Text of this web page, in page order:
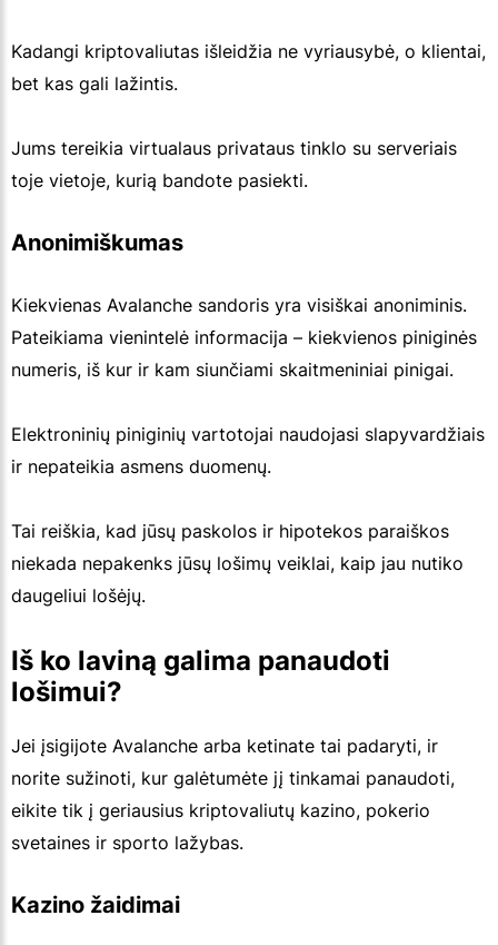
Kadangi kriptovaliutas išleidžia ne vyriausybė, o klientai,
bet kas gali lažintis.
Jums tereikia virtualaus privataus tinklo su serveriais
toje vietoje, kurią bandote pasiekti.
Anonimiškumas
Kiekvienas Avalanche sandoris yra visiškai anoniminis.
Pateikiama vienintelė informacija – kiekvienos piniginės
numeris, iš kur ir kam siunčiami skaitmeniniai pinigai.
Elektroninių piniginių vartotojai naudojasi slapyvardžiais
ir nepateikia asmens duomenų.
Tai reiškia, kad jūsų paskolos ir hipotekos paraiškos
niekada nepakenks jūsų lošimų veiklai, kaip jau nutiko
daugeliui lošėjų.
Iš ko laviną galima panaudoti
lošimui?
Jei įsigijote Avalanche arba ketinate tai padaryti, ir
norite sužinoti, kur galėtumėte jį tinkamai panaudoti,
eikite tik į geriausius kriptovaliutų kazino, pokerio
svetaines ir sporto lažybas.
Kazino žaidimai